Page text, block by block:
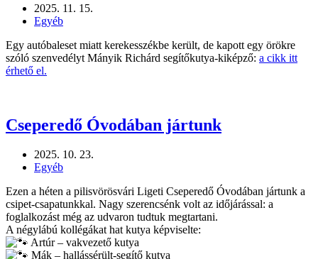
2025. 11. 15.
Egyéb
Egy autóbaleset miatt kerekesszékbe került, de kapott egy örökre
szóló szenvedélyt Mányik Richárd segítőkutya-kiképző: a cikk itt
érhető el.
Cseperedő Óvodában jártunk
2025. 10. 23.
Egyéb
Ezen a héten a pilisvörösvári Ligeti Cseperedő Óvodában jártunk a
csipet-csapatunkkal. Nagy szerencsénk volt az időjárással: a
foglalkozást még az udvaron tudtuk megtartani.
A négylábú kollégákat hat kutya képviselte:
Artúr – vakvezető kutya
Mák – hallássérült-segítő kutya